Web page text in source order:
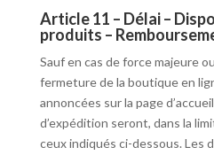
Article 11 – Délai –
produits –
Sauf en cas de force majeure
fermeture de la boutique en
annoncées sur la page
d’expédition seront, dans la
ceux indiqués ci-dessous. Les